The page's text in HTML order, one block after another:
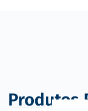
Produtos